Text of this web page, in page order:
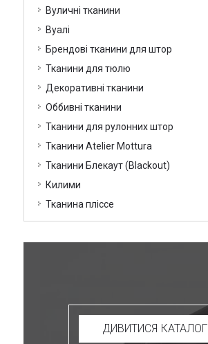
Вуличні тканини
Вуалі
Брендові тканини для штор
Тканини для тюлю
Декоративні тканини
Оббивні тканини
Тканини для рулонних штор
Тканини Atelier Mottura
Тканини Блекаут (Blackout)
Килими
Тканина пліссе
ДИВИТИСЯ КАТАЛОГ